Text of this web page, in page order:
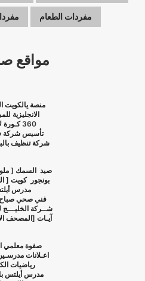
مفردات الطعام
مواقع
منصة يالكويت
الانجليزية
360 كـورة
تأسيس شركة
شركة تنظيف
صيد السمك [
بونجور كويت [
مدرس
فني صحي صباح
شــركة الخليـــج
آيـات [المصحف
صفوة معلمي
اعـلانات
رياضيات
مدرس أيلتس